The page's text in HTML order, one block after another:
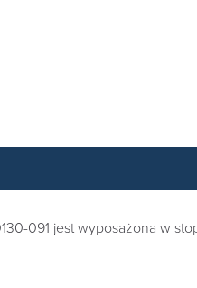
091 jest wyposażona w